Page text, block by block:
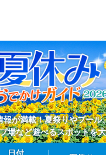
報が満載！夏祭りやプール
場など遊べるスポットを
日付